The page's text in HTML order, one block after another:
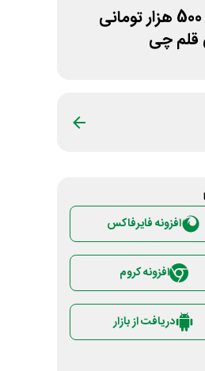
کد تخفیف 500 هزار تومانی
قلم چی
افزونه فایرفاکس
افزونه کروم
دریافت از بازار